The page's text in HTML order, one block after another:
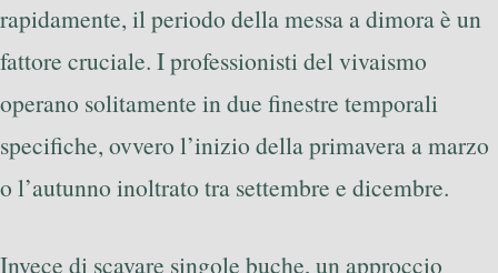
rapidamente, il periodo della messa a dimora è un
fattore cruciale. I professionisti del vivaismo
operano solitamente in due finestre temporali
specifiche, ovvero l’inizio della primavera a marzo
o l’autunno inoltrato tra settembre e dicembre.
Invece di scavare singole buche, un approccio